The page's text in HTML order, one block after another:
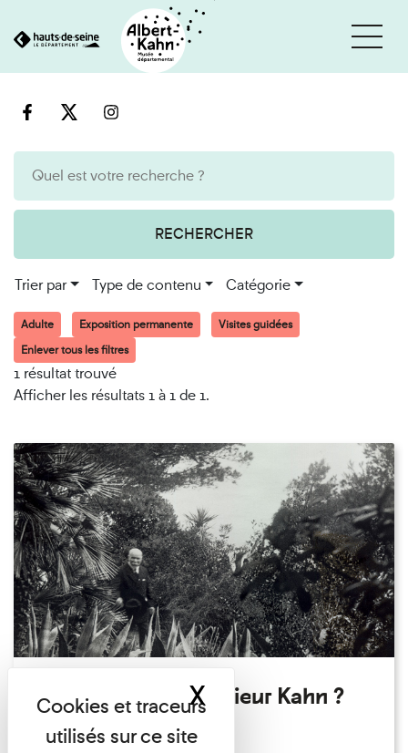
au
RECHERCHER
Trier par Type de contenu Catégorie
Adulte Exposition permanente
Visites guidées
Enlever tous les filtres
1 résultat trouvé
Afficher les résultats 1 à 1 de 1.
Qui êtes-vous Monsieur Kahn ?
Exposition permanente
Cookies et traceurs utilisés sur ce site
XMasquer le